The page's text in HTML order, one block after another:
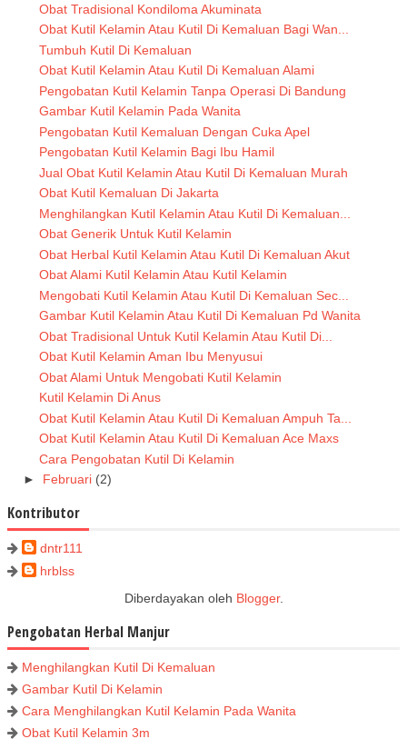
Obat Tradisional Kondiloma Akuminata
Obat Kutil Kelamin Atau Kutil Di Kemaluan Bagi Wan...
Tumbuh Kutil Di Kemaluan
Obat Kutil Kelamin Atau Kutil Di Kemaluan Alami
Pengobatan Kutil Kelamin Tanpa Operasi Di Bandung
Gambar Kutil Kelamin Pada Wanita
Pengobatan Kutil Kemaluan Dengan Cuka Apel
Pengobatan Kutil Kelamin Bagi Ibu Hamil
Jual Obat Kutil Kelamin Atau Kutil Di Kemaluan Murah
Obat Kutil Kemaluan Di Jakarta
Menghilangkan Kutil Kelamin Atau Kutil Di Kemaluan...
Obat Generik Untuk Kutil Kelamin
Obat Herbal Kutil Kelamin Atau Kutil Di Kemaluan Akut
Obat Alami Kutil Kelamin Atau Kutil Kelamin
Mengobati Kutil Kelamin Atau Kutil Di Kemaluan Sec...
Gambar Kutil Kelamin Atau Kutil Di Kemaluan Pd Wanita
Obat Tradisional Untuk Kutil Kelamin Atau Kutil Di...
Obat Kutil Kelamin Aman Ibu Menyusui
Obat Alami Untuk Mengobati Kutil Kelamin
Kutil Kelamin Di Anus
Obat Kutil Kelamin Atau Kutil Di Kemaluan Ampuh Ta...
Obat Kutil Kelamin Atau Kutil Di Kemaluan Ace Maxs
Cara Pengobatan Kutil Di Kelamin
► Februari (2)
Kontributor
dntr111
hrblss
Diberdayakan oleh Blogger.
Pengobatan Herbal Manjur
Menghilangkan Kutil Di Kemaluan
Gambar Kutil Di Kelamin
Cara Menghilangkan Kutil Kelamin Pada Wanita
Obat Kutil Kelamin 3m